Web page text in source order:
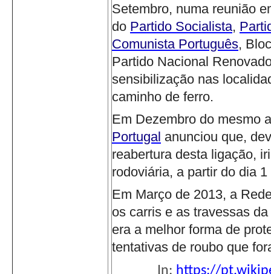
Setembro, numa reunião
do Partido Socialista,
Comunista Português,
Partido Nacional
sensibilização nas
caminho de ferro.
Em Dezembro do mesmo
Portugal anunciou que,
reabertura desta ligação,
rodoviária, a partir do dia
Em Março de 2013, a
os carris e as travessas
era a melhor forma de
tentativas de roubo que
In: https://